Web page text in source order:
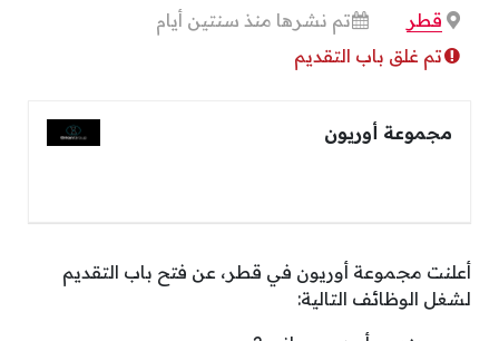
قطر
تم نشرها منذ سنتين أيام
تم غلق باب التقديم
مجموعة أوريون
أعلنت مجموعة أوريون في قطر، عن فتح باب التقديم
لشغل الوظائف التالية: